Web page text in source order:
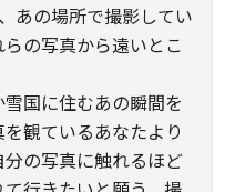
あの場所で撮影してい
の写真から遠いとこ
国に住むあの瞬間を
観ているあなたより
の写真に触れるほど